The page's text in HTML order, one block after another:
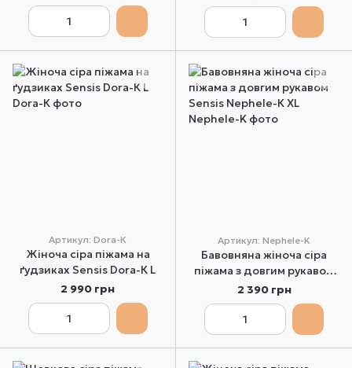
Артикул: Dora-К
Жіноча сіра піжама на
ґудзиках Sensis Dora-К L
2 990 грн
Артикул: Nephele-K
Бавовняна жіноча сіра
піжама з довгим рукавом
Sensis Nephele-К XL
2 390 грн